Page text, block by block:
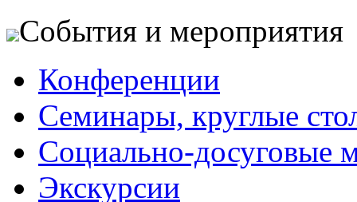
События и мероприятия
Конференции
Семинары, круглые
Социально-досуговые
Экскурсии